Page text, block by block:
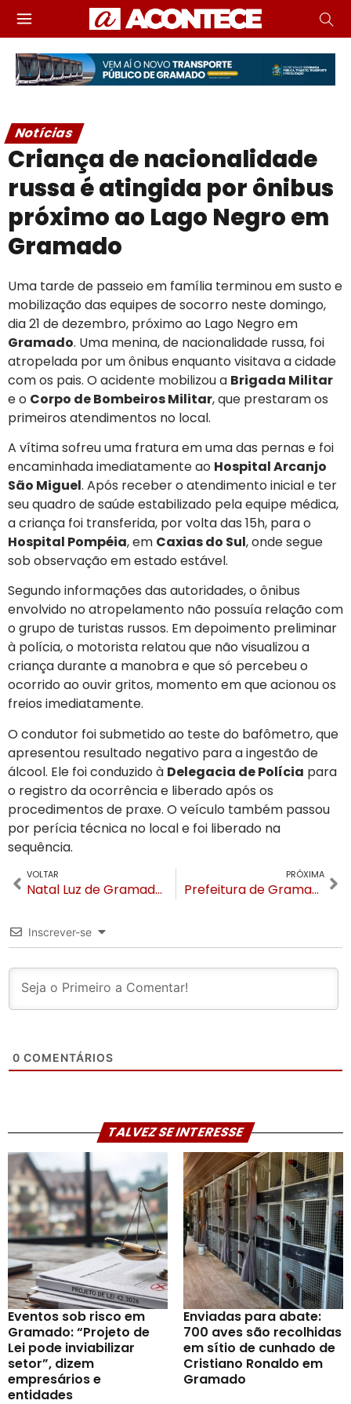
Notícias
Criança de nacionalidade
russa é atingida por ônibus
próximo ao Lago Negro em
Gramado
Uma tarde de passeio em família terminou em susto e
mobilização das equipes de socorro neste domingo,
dia 21 de dezembro, próximo ao Lago Negro em
Gramado. Uma menina, de nacionalidade russa, foi
atropelada por um ônibus enquanto visitava a cidade
com os pais. O acidente mobilizou a Brigada Militar
e o Corpo de Bombeiros Militar, que prestaram os
primeiros atendimentos no local.
A vítima sofreu uma fratura em uma das pernas e foi
encaminhada imediatamente ao Hospital Arcanjo
São Miguel. Após receber o atendimento inicial e ter
seu quadro de saúde estabilizado pela equipe médica,
a criança foi transferida, por volta das 15h, para o
Hospital Pompéia, em Caxias do Sul, onde segue
sob observação em estado estável.
Segundo informações das autoridades, o ônibus
envolvido no atropelamento não possuía relação com
o grupo de turistas russos. Em depoimento preliminar
à polícia, o motorista relatou que não visualizou a
criança durante a manobra e que só percebeu o
ocorrido ao ouvir gritos, momento em que acionou os
freios imediatamente.
O condutor foi submetido ao teste do bafômetro, que
apresentou resultado negativo para a ingestão de
álcool. Ele foi conduzido à Delegacia de Polícia para
o registro da ocorrência e liberado após os
procedimentos de praxe. O veículo também passou
por perícia técnica no local e foi liberado na
sequência.
VOLTAR
Natal Luz de Gramado entra para o Guinness Book como o maior evento de Natal do mundo em duração
PRÓXIMA
Prefeitura de Gramado abre concurso público para o Magistério com vagas de níveis médio e superior
Inscrever-se
0 COMENTÁRIOS
TALVEZ SE INTERESSE
Eventos sob risco em
Gramado: “Projeto de
Lei pode inviabilizar
setor”, dizem
empresários e
entidades
Enviadas para abate:
700 aves são recolhidas
em sítio de cunhado de
Cristiano Ronaldo em
Gramado